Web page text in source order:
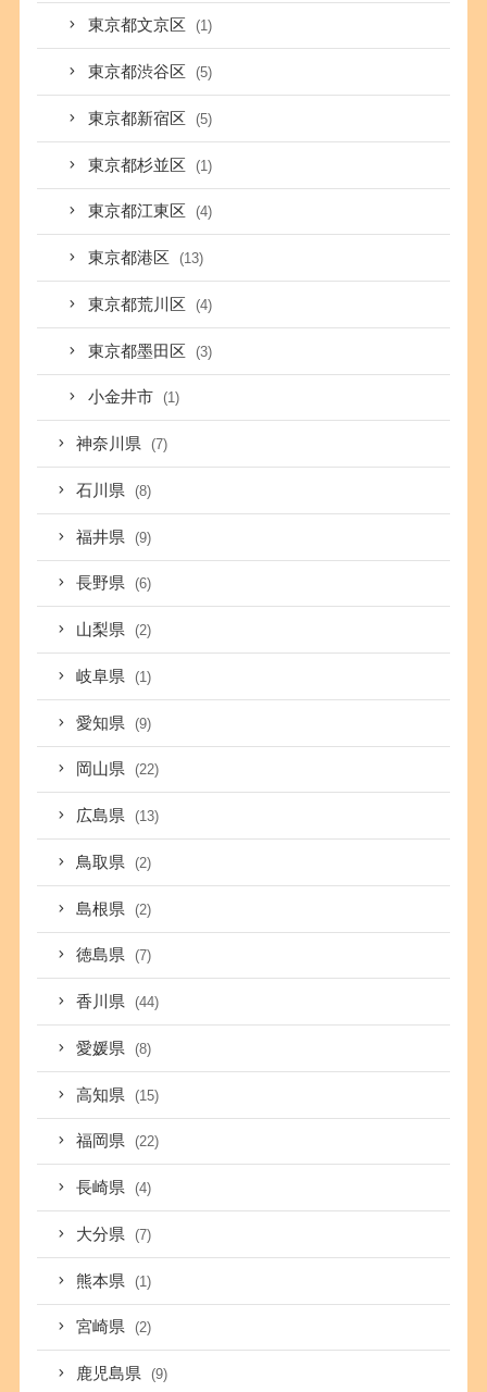
東京都文京区 (1)
東京都渋谷区 (5)
東京都新宿区 (5)
東京都杉並区 (1)
東京都江東区 (4)
東京都港区 (13)
東京都荒川区 (4)
東京都墨田区 (3)
小金井市 (1)
神奈川県 (7)
石川県 (8)
福井県 (9)
長野県 (6)
山梨県 (2)
岐阜県 (1)
愛知県 (9)
岡山県 (22)
広島県 (13)
鳥取県 (2)
島根県 (2)
徳島県 (7)
香川県 (44)
愛媛県 (8)
高知県 (15)
福岡県 (22)
長崎県 (4)
大分県 (7)
熊本県 (1)
宮崎県 (2)
鹿児島県 (9)